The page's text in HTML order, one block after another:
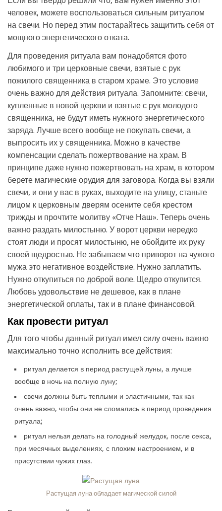
человек, можете воспользоваться сильным ритуалом
на свечи. Но перед этим постарайтесь защитить себя от
мощного энергетического отката.
Для проведения ритуала вам понадобятся фото
любимого и три церковные свечи, взятые с рук
пожилого священника в старом храме. Это условие
очень важно для действия ритуала. Запомните: свечи,
купленные в новой церкви и взятые с рук молодого
священника, не будут иметь нужного энергетического
заряда. Лучше всего вообще не покупать свечи, а
выпросить их у священника. Можно в качестве
компенсации сделать пожертвование на храм. В
принципе даже нужно пожертвовать на храм, в котором
берете магические орудия для заговора. Когда вы взяли
свечи, и они у вас в руках, выходите на улицу, станьте
лицом к церковным дверям осените себя крестом
трижды и прочтите молитву «Отче Наш». Теперь очень
важно раздать милостыню. У ворот церкви нередко
стоят люди и просят милостыню, не обойдите их руку
своей щедростью. Не забываем что приворот на чужого
мужа это негативное воздействие. Нужно заплатить.
Нужно откупиться по доброй воле. Щедро откупится.
Любовь удовольствие не дешевое, как в плане
энергетической оплаты, так и в плане финансовой.
Как провести ритуал
Для того чтобы данный ритуал имел силу очень важно
максимально точно исполнить все действия:
ритуал делается в период растущей луны, а лучше
вообще в ночь на полную луну;
свечи должны быть теплыми и эластичными, так как
очень важно, чтобы они не сломались в период проведения
ритуала;
ритуал нельзя делать на голодный желудок, после секса,
при месячных выделениях, с плохим настроением, и в
присутствии чужих глаз.
Растущая луна обладает магической силой